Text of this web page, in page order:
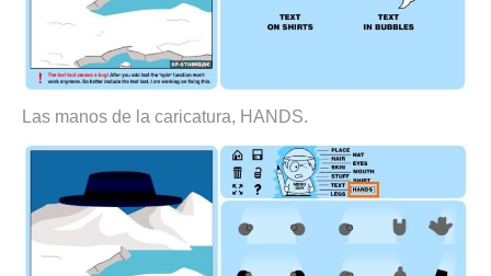
Las manos de la caricatura, HANDS.